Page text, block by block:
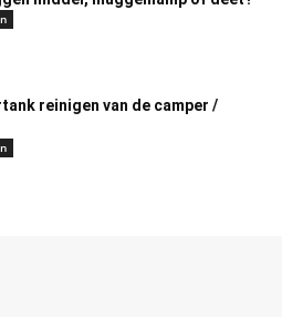
reinigen van de camper /